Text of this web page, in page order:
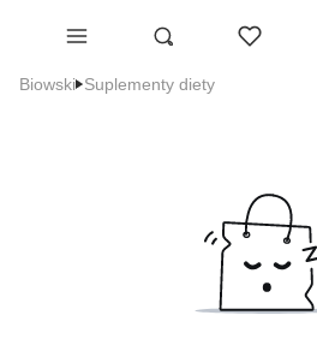
Menu Otwórz wyszukiwarkę
Szukaj Ulubione
Biowski Suplementy diety